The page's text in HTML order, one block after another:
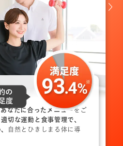
なたに合ったメニューをご
適切な運動と食事管理で、
自然とひきしまる体に導